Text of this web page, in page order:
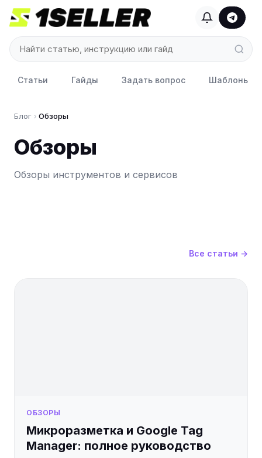
Статьи Гайды Задать вопрос Шаблоны
Блог Обзоры
Обзоры
Обзоры инструментов и сервисов
Все статьи →
ОБЗОРЫ
Микроразметка и Google Tag
Manager: полное руководство